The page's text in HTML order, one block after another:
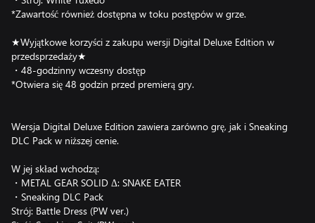
*Zawartość również dostępna w toku postępów w grze.
★Wyjątkowe korzyści z zakupu wersji Digital Deluxe Edition w
przedsprzedaży★
・48-godzinny wczesny dostęp
*Otwiera się 48 godzin przed premierą gry.
Wersja Digital Deluxe Edition zawiera zarówno grę, jak i Sneaking
DLC Pack w niższej cenie.
W jej skład wchodzą:
・METAL GEAR SOLID Δ: SNAKE EATER
・Sneaking DLC Pack
Strój: Battle Dress (PW ver.)​